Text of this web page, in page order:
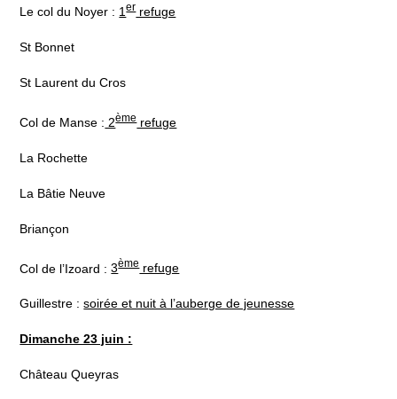
Le col du Noyer : 1errefuge
St Bonnet
St Laurent du Cros
Col de Manse : 2èmerefuge
La Rochette
La Bâtie Neuve
Briançon
Col de l’Izoard :3èmerefuge
Guillestre :soirée et nuit à l’auberge de jeunesse
Dimanche 23 juin :
Château Queyras